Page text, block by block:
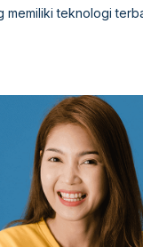
memiliki teknologi